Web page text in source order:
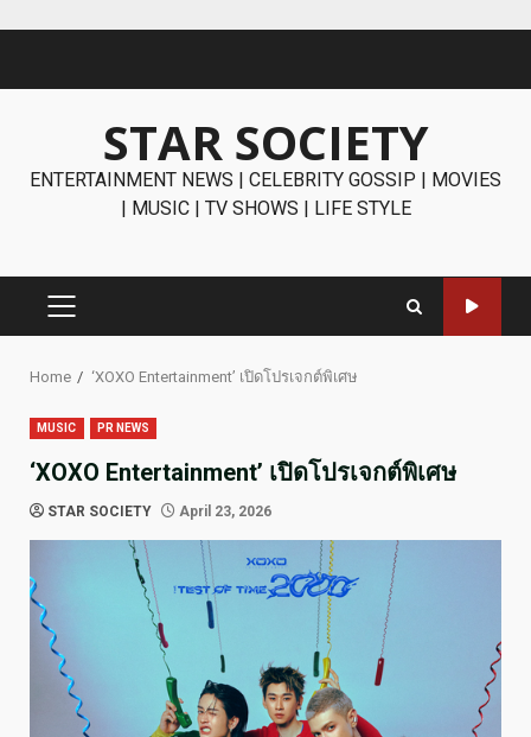
STAR SOCIETY
ENTERTAINMENT NEWS | CELEBRITY GOSSIP | MOVIES
| MUSIC | TV SHOWS | LIFE STYLE
PRIMARY
Home ‘XOXO Entertainment’ เปิดโปรเจกต์พิเศษ
MUSIC PR NEWS
‘XOXO Entertainment’ เปิดโปรเจกต์พิเศษ
STAR SOCIETY April 23, 2026